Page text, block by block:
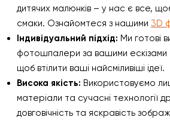
дитячих малюнків – у нас є все,
смаки. Ознайомтеся з нашими 3D
Індивідуальний підхід: Ми готові
фотошпалери за вашими
щоб втілити ваші найсміливіші ідеї.
Висока якість: Використовуємо
матеріали та сучасні технології
довговічність та яскравість